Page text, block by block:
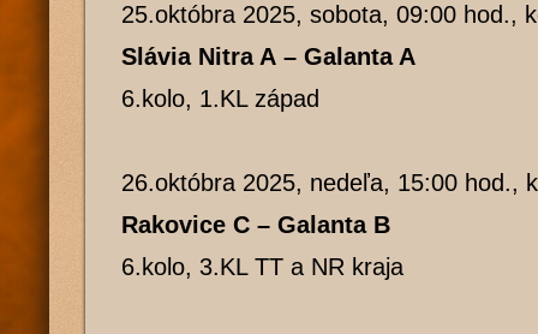
25.októbra 2025, sobota, 09:00 hod.,
Slávia Nitra A – Galanta A
6.kolo, 1.KL západ
26.októbra 2025, nedeľa, 15:00 hod.,
Rakovice C – Galanta B
6.kolo, 3.KL TT a NR kraja